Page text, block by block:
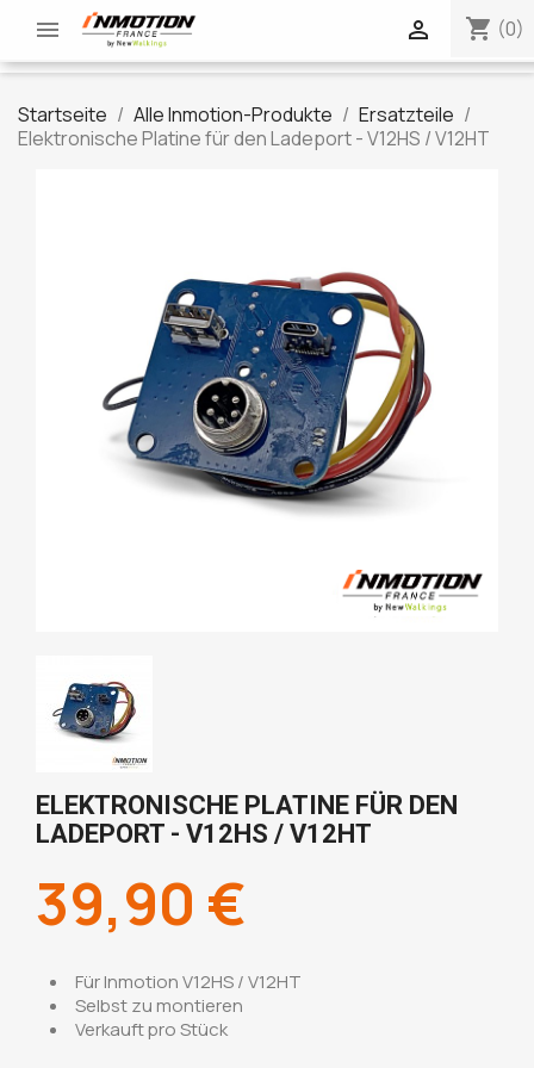
 shopping_cart (0)

Startseite Alle Inmotion-Produkte
Ersatzteile
Elektronische Platine für den Ladeport - V12HS / V12HT
ELEKTRONISCHE PLATINE FÜR DEN
LADEPORT - V12HS / V12HT
39,90 €
Für Inmotion V12HS / V12HT
Selbst zu montieren
Verkauft pro Stück